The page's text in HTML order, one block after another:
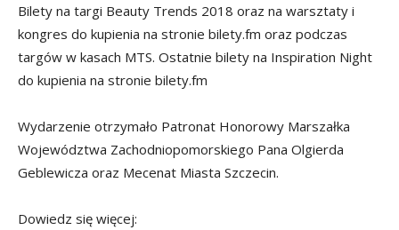
Bilety na targi Beauty Trends 2018 oraz na warsztaty i
kongres do kupienia na stronie bilety.fm oraz podczas
targów w kasach MTS. Ostatnie bilety na Inspiration Night
do kupienia na stronie bilety.fm
Wydarzenie otrzymało Patronat Honorowy Marszałka
Województwa Zachodniopomorskiego Pana Olgierda
Geblewicza oraz Mecenat Miasta Szczecin.
Dowiedz się więcej: